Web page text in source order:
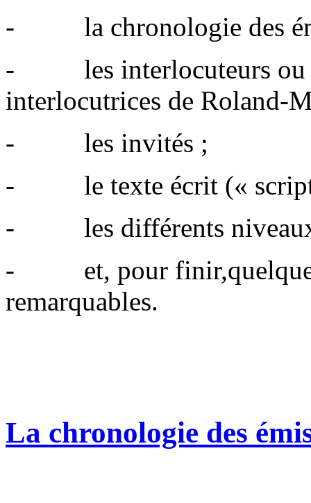
- la chronologie des
- les interlocuteurs ou
interlocutrices de Roland-
- les
- le texte écrit («
- les différents niveaux
- et, pour finir,quelques
remarquables.
La chronologie des